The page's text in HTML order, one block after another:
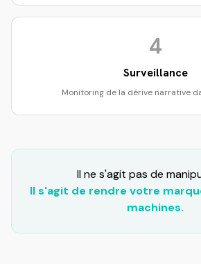
4
Surveillance
Monitoring de la dérive narrative
Il ne s'agit pas de
Il s'agit de rendre votre
machines.